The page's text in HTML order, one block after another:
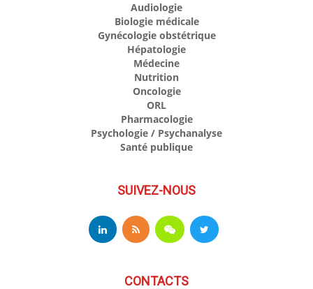
Audiologie
Biologie médicale
Gynécologie obstétrique
Hépatologie
Médecine
Nutrition
Oncologie
ORL
Pharmacologie
Psychologie / Psychanalyse
Santé publique
SUIVEZ-NOUS
CONTACTS